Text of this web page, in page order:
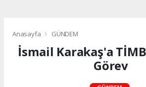
Anasayfa GÜNDEM
İsmail Karakaş'a
Görev